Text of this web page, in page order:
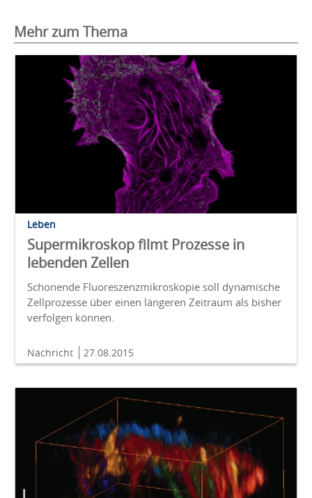
Mehr zum Thema
Leben
Supermikroskop filmt Prozesse in
lebenden Zellen
Schonende Fluoreszenzmikroskopie soll dynamische
Zellprozesse über einen längeren Zeitraum als bisher
verfolgen können.
Nachricht 27.08.2015